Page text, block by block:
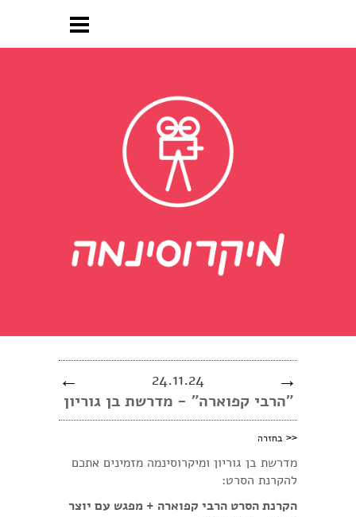
24.11.24
״הרבי קפוארה״ - מדרשת בן גוריון
← →
<< בחזרה
מדרשת בן גוריון ומיקרוסינמה מזמינים אתכם
להקרנת הסרט:
הקרנת הסרט הרבי קפוארה + מפגש עם יוצר